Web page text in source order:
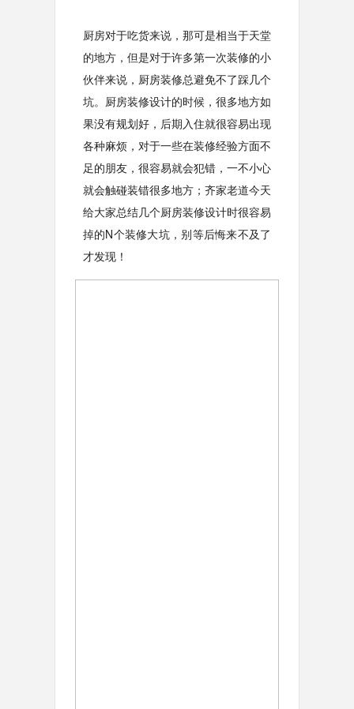
厨房对于吃货来说，那可是相当于天堂
的地方，但是对于许多第一次装修的小
伙伴来说，厨房装修总避免不了踩几个
坑。厨房装修设计的时候，很多地方如
果没有规划好，后期入住就很容易出现
各种麻烦，对于一些在装修经验方面不
足的朋友，很容易就会犯错，一不小心
就会触碰装错很多地方；齐家老道今天
给大家总结几个厨房装修设计时很容易
掉的N个装修大坑，别等后悔来不及了
才发现！